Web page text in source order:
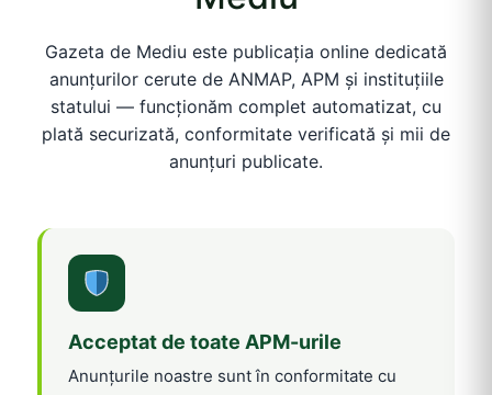
Gazeta de Mediu este publicația online dedicată
anunțurilor cerute de ANMAP, APM și instituțiile
statului — funcționăm complet automatizat, cu
plată securizată, conformitate verificată și mii de
anunțuri publicate.
Acceptat de toate APM-urile
Anunțurile noastre sunt în conformitate cu